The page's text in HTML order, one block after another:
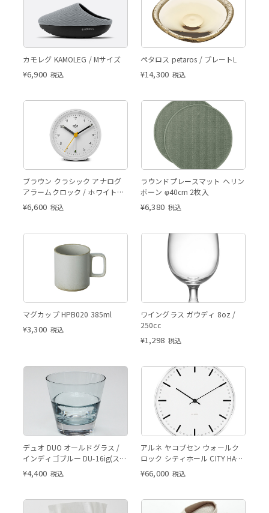
カモレグ KAMOLEG / Mサイズ
¥6,900 税込
ペタロス petaros / プレートL
¥14,300 税込
ブラウン クラシック アナログ
アラームクロック / ホワイト
BC12
¥6,600 税込
ラウンドプレースマット ヘリン
ボーン φ40cm 2枚入
¥6,380 税込
マグカップ HPB020 385ml
¥3,300 税込
ワイングラス ガウディ 8oz /
250cc
¥1,298 税込
デュオ DUO オールドグラス /
インディゴブルー DU-16ig(スガ
ハラ・sghr)
¥4,400 税込
アルネ ヤコブセン ウォールク
ロック シティホール CITY HALL
/ φ29cm ホワイト 43641
¥66,000 税込